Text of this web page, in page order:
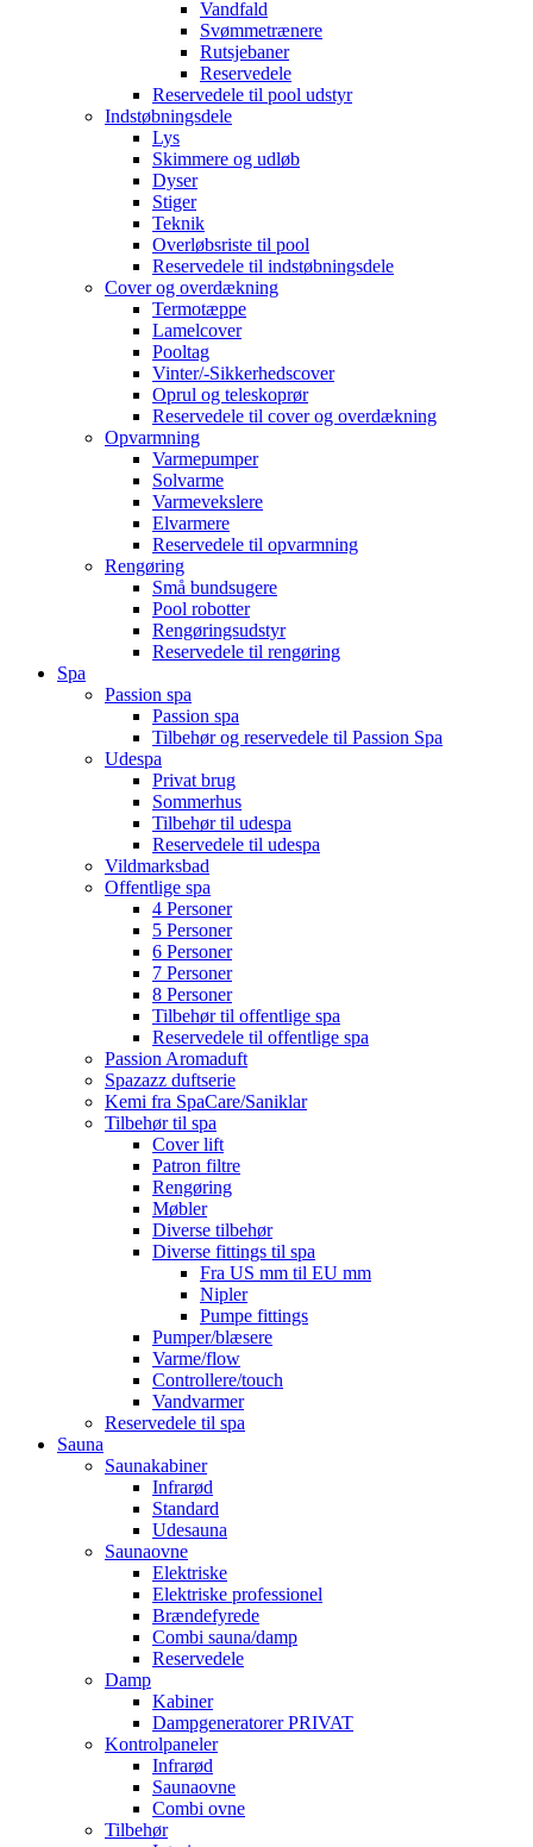
Vandfald
Svømmetrænere
Rutsjebaner
Reservedele
Reservedele til pool udstyr
Indstøbningsdele
Lys
Skimmere og udløb
Dyser
Stiger
Teknik
Overløbsriste til pool
Reservedele til indstøbningsdele
Cover og overdækning
Termotæppe
Lamelcover
Pooltag
Vinter/-Sikkerhedscover
Oprul og teleskoprør
Reservedele til cover og overdækning
Opvarmning
Varmepumper
Solvarme
Varmevekslere
Elvarmere
Reservedele til opvarmning
Rengøring
Små bundsugere
Pool robotter
Rengøringsudstyr
Reservedele til rengøring
Spa
Passion spa
Passion spa
Tilbehør og reservedele til Passion Spa
Udespa
Privat brug
Sommerhus
Tilbehør til udespa
Reservedele til udespa
Vildmarksbad
Offentlige spa
4 Personer
5 Personer
6 Personer
7 Personer
8 Personer
Tilbehør til offentlige spa
Reservedele til offentlige spa
Passion Aromaduft
Spazazz duftserie
Kemi fra SpaCare/Saniklar
Tilbehør til spa
Cover lift
Patron filtre
Rengøring
Møbler
Diverse tilbehør
Diverse fittings til spa
Fra US mm til EU mm
Nipler
Pumpe fittings
Pumper/blæsere
Varme/flow
Controllere/touch
Vandvarmer
Reservedele til spa
Sauna
Saunakabiner
Infrarød
Standard
Udesauna
Saunaovne
Elektriske
Elektriske professionel
Brændefyrede
Combi sauna/damp
Reservedele
Damp
Kabiner
Dampgeneratorer PRIVAT
Kontrolpaneler
Infrarød
Saunaovne
Combi ovne
Tilbehør